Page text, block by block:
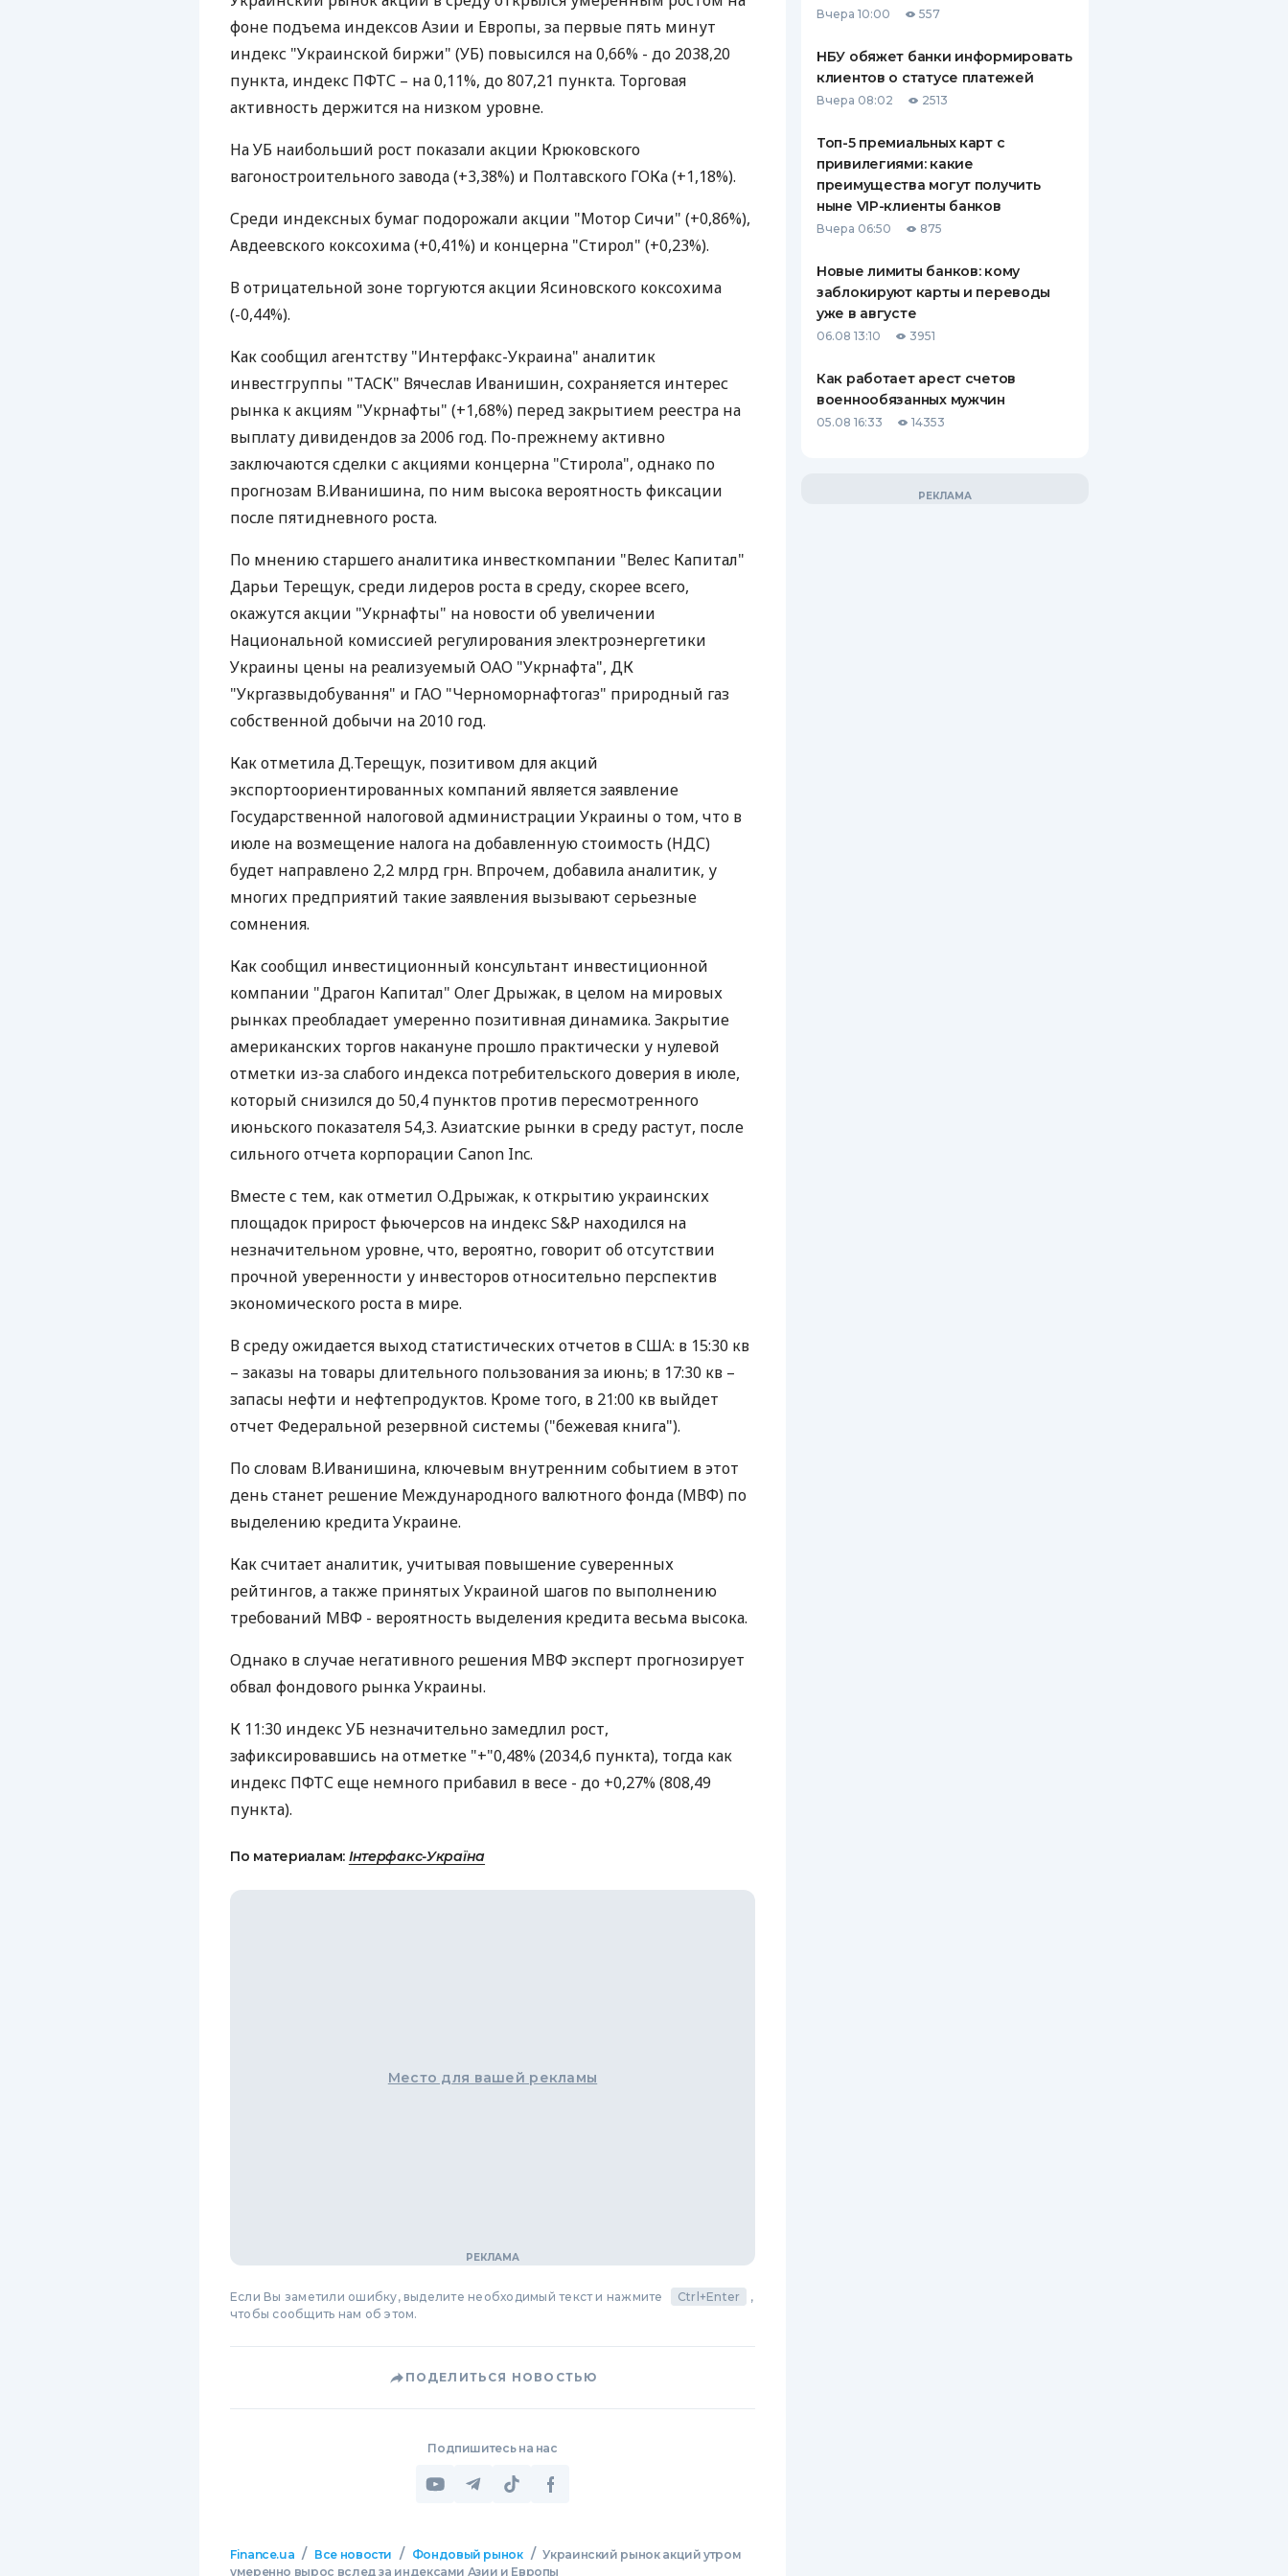
ЕЖЕМЕСЯЧНЫЙ ОБЗОР
КЕШБЭКА
ПУТЕВОДИТЕЛИ ПО
СТРАХОВАНИЮ
ВСЕ СТРАХОВЫЕ ПОЛИСЫ
ОТЗЫВЫ О СТРАХОВЫХ
КОМПАНИЯХ
фоне подъема индексов Азии и Европы, за первые пять минут
индекс "Украинской биржи" (УБ) повысился на 0,66% - до 2038,20
пункта, индекс ПФТС – на 0,11%, до 807,21 пункта. Торговая
активность держится на низком уровне.
На УБ наибольший рост показали акции Крюковского
вагоностроительного завода (+3,38%) и Полтавского ГОКа (+1,18%).
Среди индексных бумаг подорожали акции "Мотор Сичи" (+0,86%),
Авдеевского коксохима (+0,41%) и концерна "Стирол" (+0,23%).
В отрицательной зоне торгуются акции Ясиновского коксохима
(-0,44%).
Как сообщил агентству "Интерфакс-Украина" аналитик
инвестгруппы "ТАСК" Вячеслав Иванишин, сохраняется интерес
рынка к акциям "Укрнафты" (+1,68%) перед закрытием реестра на
выплату дивидендов за 2006 год. По-прежнему активно
заключаются сделки с акциями концерна "Стирола", однако по
прогнозам В.Иванишина, по ним высока вероятность фиксации
после пятидневного роста.
По мнению старшего аналитика инвесткомпании "Велес Капитал"
Дарьи Терещук, среди лидеров роста в среду, скорее всего,
окажутся акции "Укрнафты" на новости об увеличении
Национальной комиссией регулирования электроэнергетики
Украины цены на реализуемый ОАО "Укрнафта", ДК
"Укргазвыдобування" и ГАО "Черноморнафтогаз" природный газ
собственной добычи на 2010 год.
Как отметила Д.Терещук, позитивом для акций
экспортоориентированных компаний является заявление
Государственной налоговой администрации Украины о том, что в
июле на возмещение налога на добавленную стоимость (НДС)
будет направлено 2,2 млрд грн. Впрочем, добавила аналитик, у
многих предприятий такие заявления вызывают серьезные
сомнения.
Как сообщил инвестиционный консультант инвестиционной
компании "Драгон Капитал" Олег Дрыжак, в целом на мировых
рынках преобладает умеренно позитивная динамика. Закрытие
американских торгов накануне прошло практически у нулевой
отметки из-за слабого индекса потребительского доверия в июле,
который снизился до 50,4 пунктов против пересмотренного
июньского показателя 54,3. Азиатские рынки в среду растут, после
сильного отчета корпорации Canon Inc.
Вместе с тем, как отметил О.Дрыжак, к открытию украинских
площадок прирост фьючерсов на индекс S&P находился на
незначительном уровне, что, вероятно, говорит об отсутствии
прочной уверенности у инвесторов относительно перспектив
экономического роста в мире.
В среду ожидается выход статистических отчетов в США: в 15:30 кв
– заказы на товары длительного пользования за июнь; в 17:30 кв –
запасы нефти и нефтепродуктов. Кроме того, в 21:00 кв выйдет
отчет Федеральной резервной системы ("бежевая книга").
По словам В.Иванишина, ключевым внутренним событием в этот
день станет решение Международного валютного фонда (МВФ) по
выделению кредита Украине.
Как считает аналитик, учитывая повышение суверенных
рейтингов, а также принятых Украиной шагов по выполнению
требований МВФ - вероятность выделения кредита весьма высока.
Однако в случае негативного решения МВФ эксперт прогнозирует
обвал фондового рынка Украины.
К 11:30 индекс УБ незначительно замедлил рост,
зафиксировавшись на отметке "+"0,48% (2034,6 пункта), тогда как
индекс ПФТС еще немного прибавил в весе - до +0,27% (808,49
пункта).
По материалам: Інтерфакс-Україна
Место для вашей рекламы
Если Вы заметили ошибку, выделите необходимый текст и нажмите Ctrl+Enter
,
чтобы сообщить нам об этом.
ПОДЕЛИТЬСЯ НОВОСТЬЮ
Подпишитесь на нас
Finance.ua / Все новости / Фондовый рынок / Украинский рынок акций утром
умеренно вырос вслед за индексами Азии и Европы
Вчера 10:00 557
НБУ обяжет банки информировать
клиентов о статусе платежей
Вчера 08:02 2513
Топ-5 премиальных карт с
привилегиями: какие
преимущества могут получить
ныне VIP-клиенты банков
Вчера 06:50 875
Новые лимиты банков: кому
заблокируют карты и переводы
уже в августе
06.08 13:10 3951
Как работает арест счетов
военнообязанных мужчин
05.08 16:33 14353